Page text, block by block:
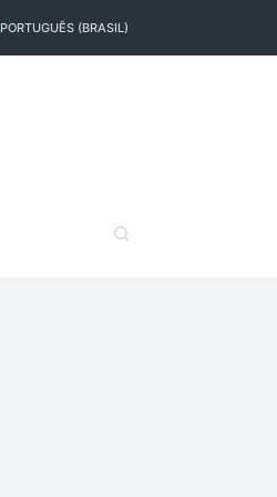
PORTUGUÊS (BRASIL)